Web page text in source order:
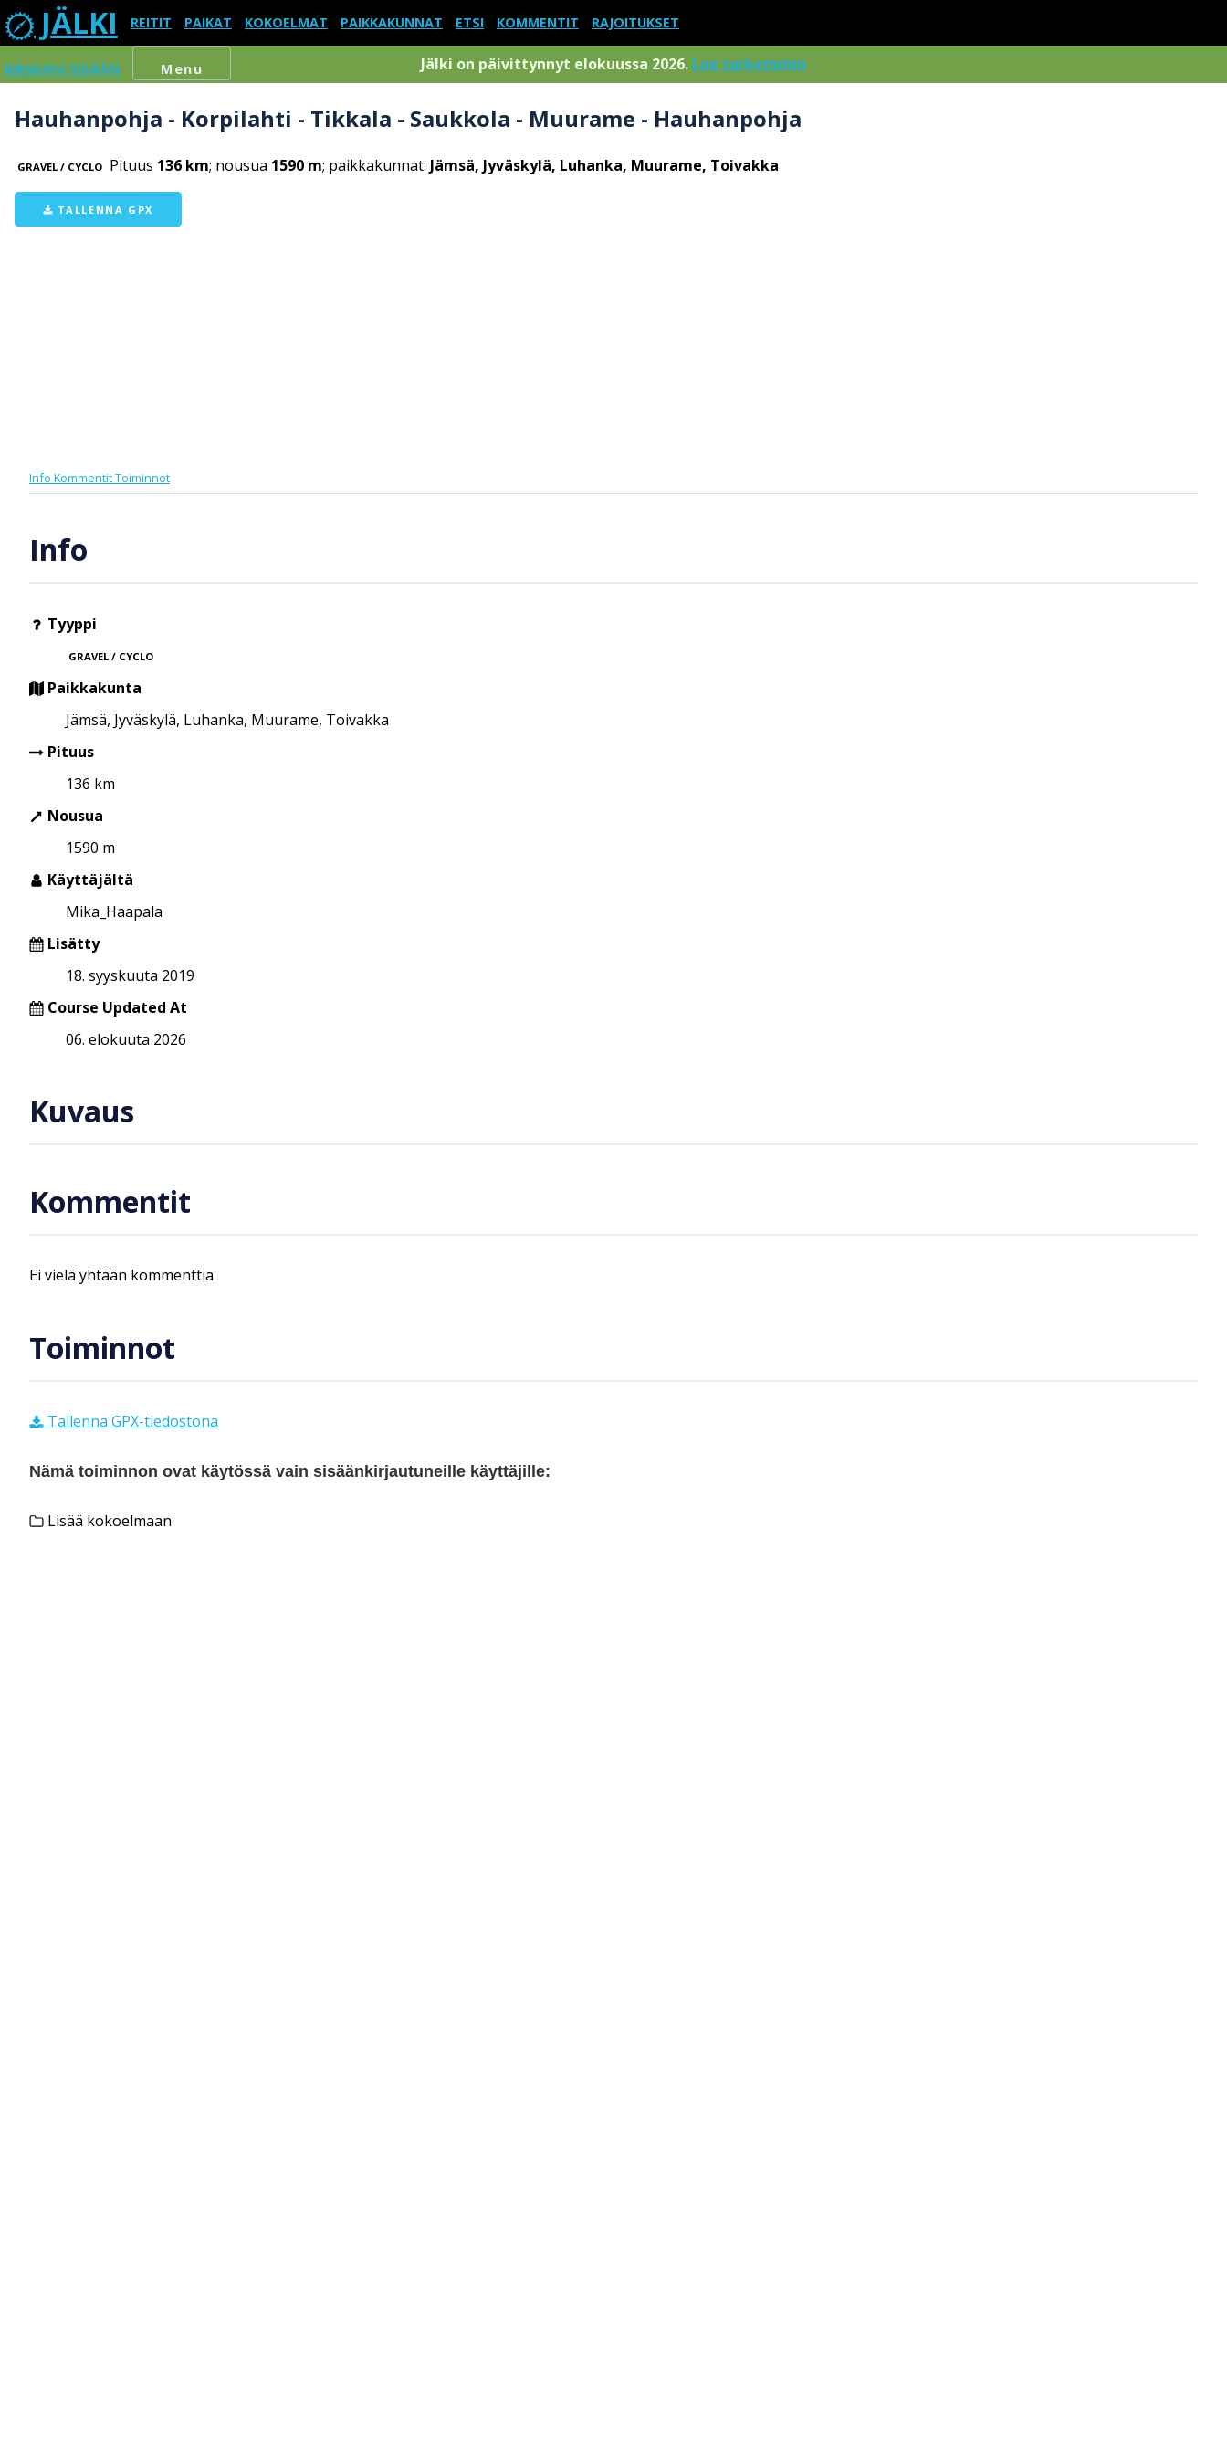
JÄLKI REITIT PAIKAT KOKOELMAT PAIKKAKUNNAT ETSI KOMMENTIT RAJOITUKSET
KIRJAUDU SISÄÄN Menu Jälki on päivittynnyt elokuussa 2026. Lue tarkemmin
Hauhanpohja - Korpilahti - Tikkala - Saukkola - Muurame - Hauhanpohja
GRAVEL / CYCLO Pituus 136 km; nousua 1590 m; paikkakunnat: Jämsä, Jyväskylä, Luhanka, Muurame, Toivakka
TALLENNA GPX
Info KommentitToiminnot
Info
Tyyppi
GRAVEL / CYCLO
Paikkakunta
Jämsä, Jyväskylä, Luhanka, Muurame, Toivakka
Pituus
136 km
Nousua
1590 m
Käyttäjältä
Mika_Haapala
Lisätty
18. syyskuuta 2019
Course Updated At
06. elokuuta 2026
Kuvaus
Kommentit
Ei vielä yhtään kommenttia
Toiminnot
Tallenna GPX-tiedostona
Nämä toiminnon ovat käytössä vain sisäänkirjautuneille käyttäjille:
Lisää kokoelmaan